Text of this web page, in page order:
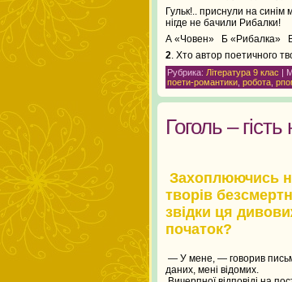
Гульк!.. приснули на
нігде не бачили Рибалки!
А «Човен» Б «Рибалка»
2. Хто автор
Рубрика: Література 9 клас |
поети-романтики робота
Гоголь –
Захоплюючись
творів
звідки ця
початок?
— У мене, — говорив
даних, мені відомих.